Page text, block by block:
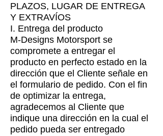
PLAZOS, LUGAR DE ENTREGA
Y EXTRAVÍOS
I. Entrega del producto
M-Designs Motorsport se
compromete a entregar el
producto en perfecto estado en la
dirección que el Cliente señale en
el formulario de pedido. Con el fin
de optimizar la entrega,
agradecemos al Cliente que
indique una dirección en la cual el
pedido pueda ser entregado